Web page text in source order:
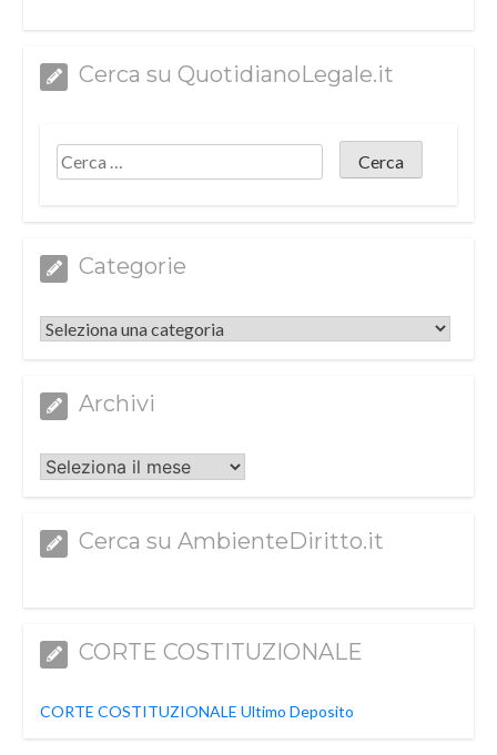
Cerca su QuotidianoLegale.it
Categorie
Categorie
Archivi
Archivi
Cerca su AmbienteDiritto.it
CORTE COSTITUZIONALE
CORTE COSTITUZIONALE Ultimo Deposito